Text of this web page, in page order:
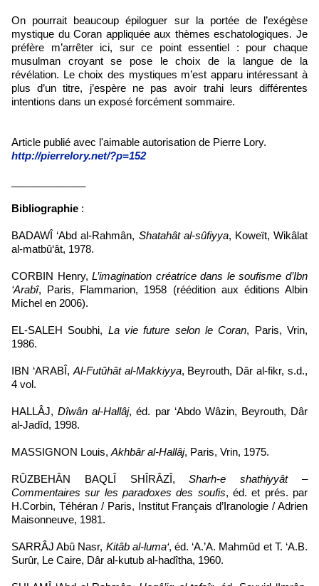
On pourrait beaucoup épiloguer sur la portée de l’exégèse
mystique du Coran appliquée aux thèmes eschatologiques. Je
préfère m’arrêter ici, sur ce point essentiel : pour chaque
musulman croyant se pose le choix de la langue de la
révélation. Le choix des mystiques m’est apparu intéressant à
plus d’un titre, j’espère ne pas avoir trahi leurs différentes
intentions dans un exposé forcément sommaire.
Article publié avec l'aimable autorisation de Pierre Lory.
http://pierrelory.net/?p=152
Bibliographie :
BADAWÎ ‘Abd al-Rahmân, Shatahât al-sûfiyya, Koweït, Wikâlat
al-matbû‘ât, 1978.
CORBIN Henry,L’imagination créatrice dans le soufisme d’Ibn
‘Arabî, Paris, Flammarion, 1958 (réédition aux éditions Albin
Michel en 2006).
EL-SALEH Soubhi, La vie future selon le Coran, Paris, Vrin,
1986.
IBN ‘ARABÎ, Al-Futûhât al-Makkiyya, Beyrouth, Dâr al-fikr, s.d.,
4 vol.
HALLÂJ,Dîwân al-Hallâj, éd. par ‘Abdo Wâzin, Beyrouth, Dâr
al-Jadîd, 1998.
MASSIGNON Louis, Akhbâr al-Hallâj, Paris, Vrin, 1975.
RÛZBEHÂN BAQLÎ SHÎRÂZÎ,Sharh-e shathiyyât –
Commentaires sur les paradoxes des soufis, éd. et prés. par
H.Corbin, Téhéran / Paris, Institut Français d’Iranologie / Adrien
Maisonneuve, 1981.
SARRÂJ Abû Nasr, Kitâb al-luma‘, éd. ‘A.’A. Mahmûd et T. ‘A.B.
Surûr, Le Caire, Dâr al-kutub al-hadîtha, 1960.